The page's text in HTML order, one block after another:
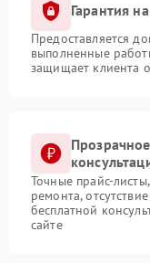
Гарантия
Предоставляется
выполненные
защищает клиента
Точные прайс-
ремонта,
бесплатной
сайте